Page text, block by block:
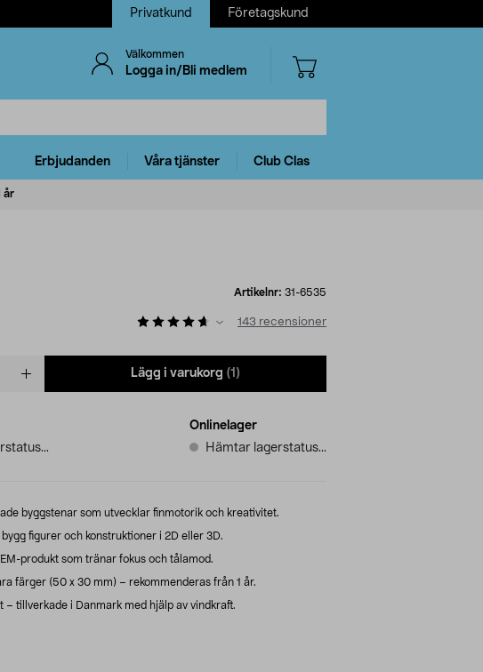
Privatkund Företagskund
Välkommen
Logga in/Bli medlem
Erbjudanden Våra tjänster Club Clas
år
Artikelnr: 31-6535
143 recensioner
Lägg i varukorg (1)
Onlinelager
Hämtar lagerstatus...
byggstenar som utvecklar finmotorik och kreativitet.
bygg figurer och konstruktioner i 2D eller 3D.
produkt som tränar fokus och tålamod.
färger (50 x 30 mm) – rekommenderas från 1 år.
– tillverkade i Danmark med hjälp av vindkraft.